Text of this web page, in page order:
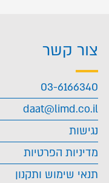
צור קשר
03-6166340
daat@limd.co.il
נגישות
מדיניות הפרטיות
תנאי שימוש ותקנון